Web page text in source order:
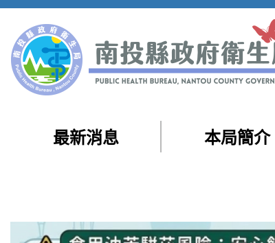
跳到主要內容區塊
最新消息 本局簡介